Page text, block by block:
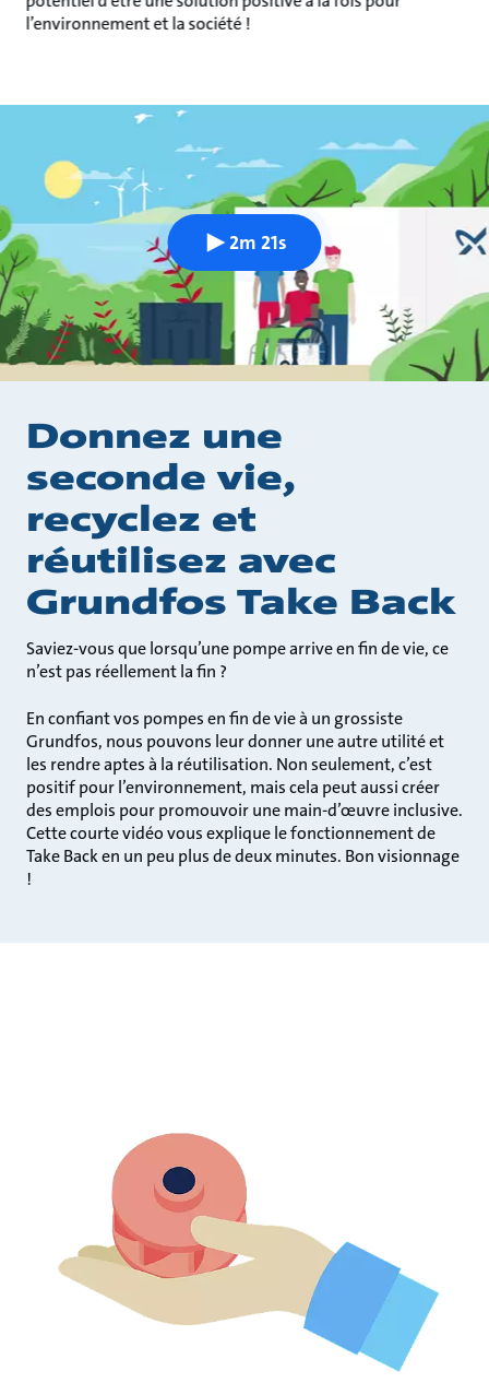
l’environnement et la société !
2m 21s
Donnez une
seconde vie,
recyclez et
réutilisez avec
Grundfos Take Back
Saviez-vous que lorsqu’une pompe arrive en fin de vie, ce
n’est pas réellement la fin ?
En confiant vos pompes en fin de vie à un grossiste
Grundfos, nous pouvons leur donner une autre utilité et
les rendre aptes à la réutilisation. Non seulement, c’est
positif pour l’environnement, mais cela peut aussi créer
des emplois pour promouvoir une main-d’œuvre inclusive.
Cette courte vidéo vous explique le fonctionnement de
Take Back en un peu plus de deux minutes. Bon visionnage
!